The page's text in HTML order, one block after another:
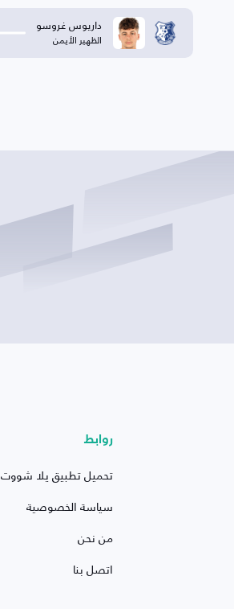
داريوس غروسو
الظهير الأيمن
روابط
تحميل تطبيق يلا شووت
سياسة الخصوصية
من نحن
اتصل بنا